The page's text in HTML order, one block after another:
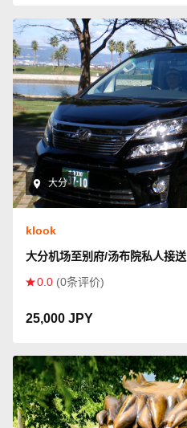
大分
klook
大分机场至别府/汤布院私人接送
0.0 (0条评价)
25,000 JPY